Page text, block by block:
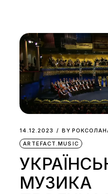
14.12.2023 BY
ARTEFACT.MUSIC
МУЗИКА